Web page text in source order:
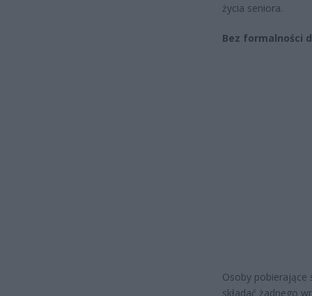
życia seniora.
Bez formalności
Osoby pobierające
składać żadnego